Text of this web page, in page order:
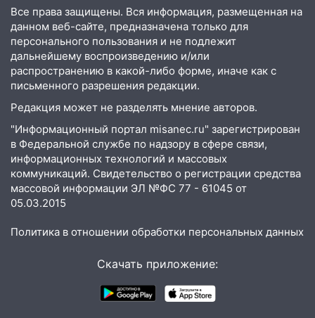
экстрим: в Ульяновске пройдет
большой фестиваль «Наше время»
17:30 Где есть бензин в Ульяновске 5
августа после рабочего дня: список АЗС
17:05 «Обыск» по видеосвязи: в
Ульяновске задержали 19-летнюю
сообщницу мошенников
16:12 Едва не перерезал горло: в
Вешкайме посиделки с судимым
знакомым закончились для женщины
больницей
перевернулась на мопеде и попала в
миллионов рублей за криминальное
Все права защищены. Вся информация, размещенная на
данном веб-сайте, предназначена только для
персонального пользования и не подлежит
дальнейшему воспроизведению и/или
распространению в какой-либо форме, иначе как с
письменного разрешения редакции.
Редакция может не разделять мнение авторов.
"Информационный портал misanec.ru" зарегистрирован
в Федеральной службе по надзору в сфере связи,
информационных технологий и массовых
коммуникаций. Свидетельство о регистрации средства
массовой информации ЭЛ №ФС 77 - 61045 от
05.03.2015
Политика в отношении обработки персональных данных
Скачать приложение: